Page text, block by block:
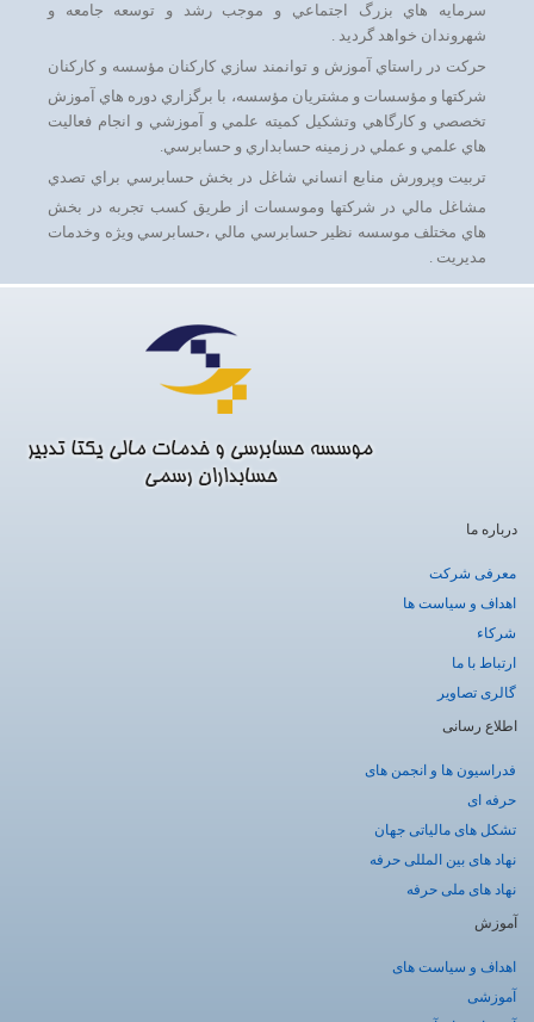
سرمايه هاي بزرگ اجتماعي و موجب رشد و توسعه جامعه و
شهروندان خواهد گرديد .
حركت در راستاي آموزش و توانمند سازي كاركنان مؤسسه و كاركنان
شركتها و مؤسسات و مشتريان مؤسسه، با برگزاري دوره هاي آموزش
تخصصي و كارگاهي وتشكيل كميته علمي و آموزشي و انجام فعاليت
هاي علمي و عملي در زمينه حسابداري و حسابرسي.
تربيت وپرورش منابع انساني شاغل در بخش حسابرسي براي تصدي
مشاغل مالي در شركتها وموسسات از طريق كسب تجربه در بخش
هاي مختلف موسسه نظير حسابرسي مالي ،حسابرسي ويژه وخدمات
مديريت .
درباره ما
معرفی شرکت
اهداف و سیاست ها
شرکاء
ارتباط با ما
گالری تصاویر
اطلاع رسانی
فدراسیون ها و انجمن های
حرفه ای
تشکل های مالیاتی جهان
نهاد های بین المللی حرفه
نهاد های ملی حرفه
آموزش
اهداف و سیاست های
آموزشی